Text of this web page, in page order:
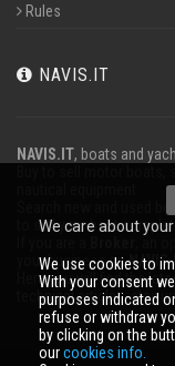
Rules
NAVIS.IT
NAVIS.IT, boats and
Search new and used
to sell your boat
your business on
Here you will find the
technical articles; stay
We care about
We use cookies to
With your consent
purposes indicated
refuse or withdraw
by clicking on the
ourcookies info.